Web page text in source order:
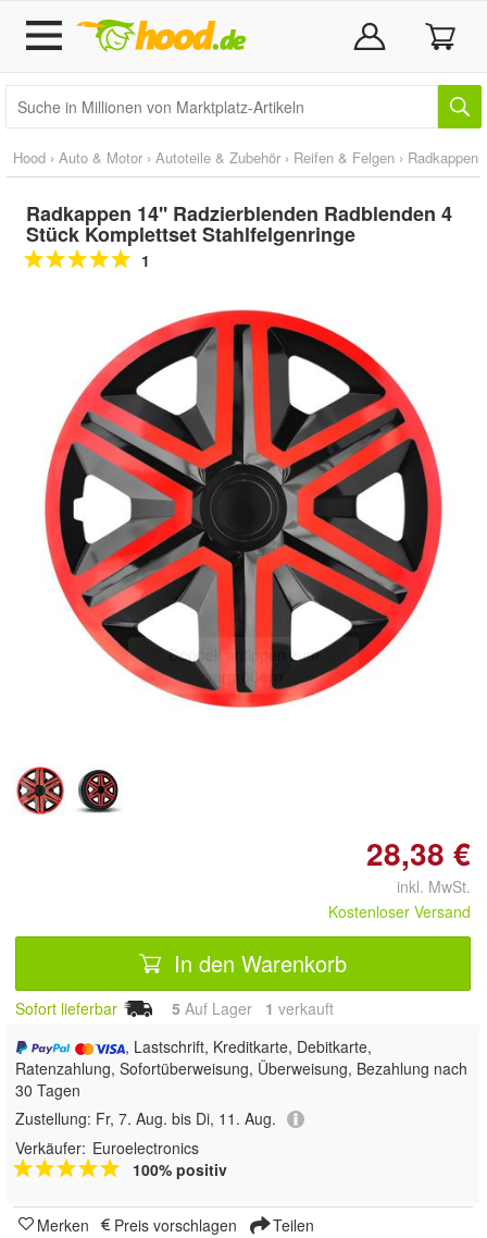
Hood › Auto & Motor › Autoteile & Zubehör › Reifen & Felgen › Radkappen
Radkappen 14'' Radzierblenden Radblenden 4
Stück Komplettset Stahlfelgenringe
1
Doppelt antippen zum
vergrößern
28,38 €
inkl. MwSt.
Kostenloser Versand
In den Warenkorb
Sofort lieferbar 5 Auf Lager 1 verkauft
, Lastschrift, Kreditkarte, Debitkarte,
Ratenzahlung, Sofortüberweisung, Überweisung, Bezahlung nach
30 Tagen
Zustellung: Fr, 7. Aug. bis Di, 11. Aug.
Verkäufer: Euroelectronics
100% positiv
Merken Preis vorschlagen Teilen